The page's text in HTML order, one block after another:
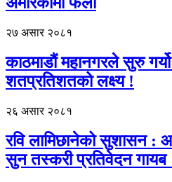
२७ असार २०८१
काठमाडौं महानगरले सुरु
शतप्रतिशतको लक्ष्य !
२६ असार २०८१
रवि लामिछानेको सुशासन :
सुन तस्करी प्रतिवेदन गायब